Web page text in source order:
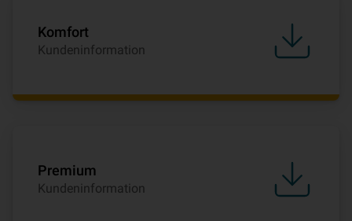
Komfort
Kundeninformation
Premium
Kundeninformation